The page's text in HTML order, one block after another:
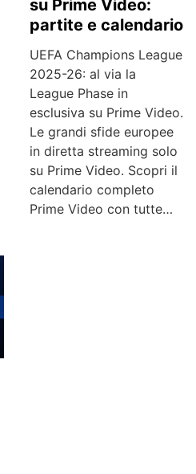
su Prime Video:
partite e calendario
UEFA Champions League
2025-26: al via la
League Phase in
esclusiva su Prime Video.
Le grandi sfide europee
in diretta streaming solo
su Prime Video. Scopri il
calendario completo
Prime Video con tutte…